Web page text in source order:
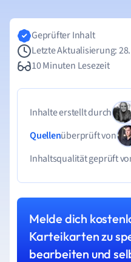
Geprüfter Inhalt
Letzte Aktualisierung:
10 Minuten Lesezeit
Inhalte erstellt durch
Quellenüberprüft von
Inhaltsqualität geprüft
Melde dich
Karteikarten zu
bearbeiten und